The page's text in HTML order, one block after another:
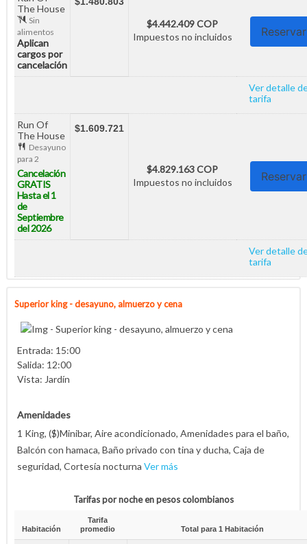
The House
Sin
alimentos
Aplican
cargos por
cancelación
$4.442.409 COP
Impuestos no incluidos
Reservar
Ver detalle
tarifa
Run Of
The House
Desayuno
para 2
Cancelación
GRATIS
Hasta el 1
de
Septiembre
del 2026
$1.609.721
$4.829.163 COP
Impuestos no incluidos
Reservar
Ver detalle
tarifa
Superior king - desayuno, almuerzo y cena
Entrada: 15:00
Salida: 12:00
Vista: Jardín
Amenidades
1 King, ($)Minibar, Aire acondicionado, Amenidades para el baño,
Balcón con hamaca, Baño privado con tina y ducha, Caja de
seguridad, Cortesía nocturnaVer más
Tarifas por noche en pesos colombianos
Habitación
Tarifa
promedio
Total para1 Habitación